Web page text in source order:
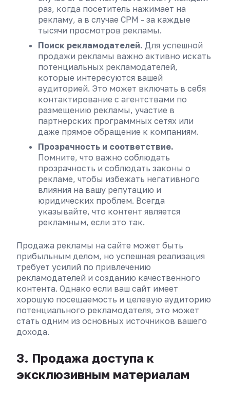
раз, когда посетитель нажимает на
рекламу, а в случае CPM - за каждые
тысячи просмотров рекламы.
Поиск рекламодателей. Для успешной
продажи рекламы важно активно искать
потенциальных рекламодателей,
которые интересуются вашей
аудиторией. Это может включать в себя
контактирование с агентствами по
размещению рекламы, участие в
партнерских программных сетях или
даже прямое обращение к компаниям.
Прозрачность и соответствие.
Помните, что важно соблюдать
прозрачность и соблюдать законы о
рекламе, чтобы избежать негативного
влияния на вашу репутацию и
юридических проблем. Всегда
указывайте, что контент является
рекламным, если это так.
Продажа рекламы на сайте может быть
прибыльным делом, но успешная реализация
требует усилий по привлечению
рекламодателей и созданию качественного
контента. Однако если ваш сайт имеет
хорошую посещаемость и целевую аудиторию
потенциального рекламодателя, это может
стать одним из основных источников вашего
дохода.
3. Продажа доступа к
эксклюзивным материалам